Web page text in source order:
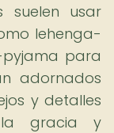
suelen usar
lehenga-
para
adornados
y detalles
la gracia y